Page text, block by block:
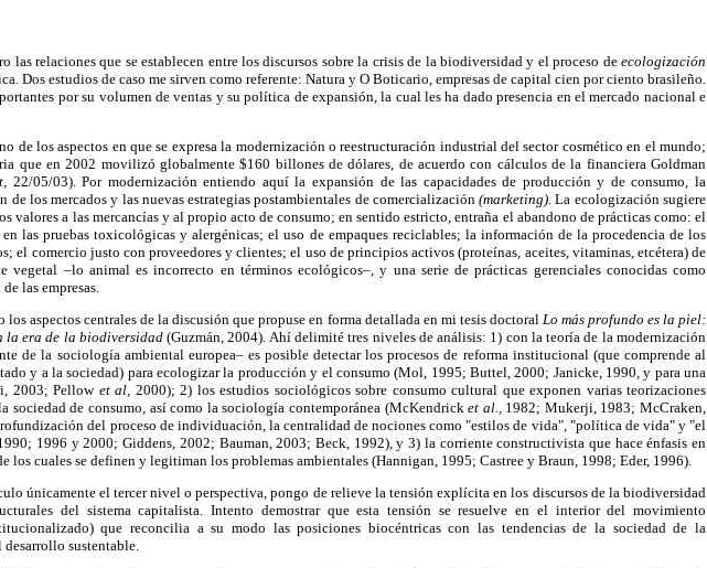
las relaciones que se establecen entre los discursos sobre la crisis de la biodiversidad y el proceso de ecologización
Dos estudios de caso me sirven como referente: Natura y O Boticario, empresas de capital cien por ciento brasileño.
por su volumen de ventas y su política de expansión, la cual les ha dado presencia en el mercado nacional e
de los aspectos en que se expresa la modernización o reestructuración industrial del sector cosmético en el mundo;
que en 2002 movilizó globalmente $160 billones de dólares, de acuerdo con cálculos de la financiera Goldman
22/05/03). Por modernización entiendo aquí la expansión de las capacidades de producción y de consumo, la
de los mercados y las nuevas estrategias postambientales de comercialización(marketing). La ecologización sugiere
valores a las mercancías y al propio acto de consumo; en sentido estricto, entraña el abandono de prácticas como: el
las pruebas toxicológicas y alergénicas; el uso de empaques reciclables; la información de la procedencia de los
el comercio justo con proveedores y clientes; el uso de principios activos (proteínas, aceites, vitaminas, etcétera) de
vegetal –lo animal es incorrecto en términos ecológicos–, y una serie de prácticas gerenciales conocidas como
las empresas.
los aspectos centrales de la discusión que propuse en forma detallada en mi tesis doctoral Lo más profundo es la piel:
la era de la biodiversidad(Guzmán, 2004). Ahí delimité tres niveles de análisis: 1) con la teoría de la modernización
de la sociología ambiental europea– es posible detectar los procesos de reforma institucional (que comprende al
y a la sociedad) para ecologizar la producción y el consumo (Mol, 1995; Buttel, 2000; Janicke, 1990, y para una
2003; Pellow et al, 2000); 2) los estudios sociológicos sobre consumo cultural que exponen varias teorizaciones
sociedad de consumo, así como la sociología contemporánea (McKendricket al.,1982; Mukerji, 1983; McCraken,
del proceso de individuación, la centralidad de nociones como "estilos de vida", "política de vida" y "el
1996 y 2000; Giddens, 2002; Bauman, 2003; Beck, 1992), y 3) la corriente constructivista que hace énfasis en
los cuales se definen y legitiman los problemas ambientales (Hannigan, 1995; Castree y Braun, 1998; Eder, 1996).
únicamente el tercer nivel o perspectiva, pongo de relieve la tensión explícita en los discursos de la biodiversidad
del sistema capitalista. Intento demostrar que esta tensión se resuelve en el interior del movimiento
que reconcilia a su modo las posiciones biocéntricas con las tendencias de la sociedad de la
sustentable.